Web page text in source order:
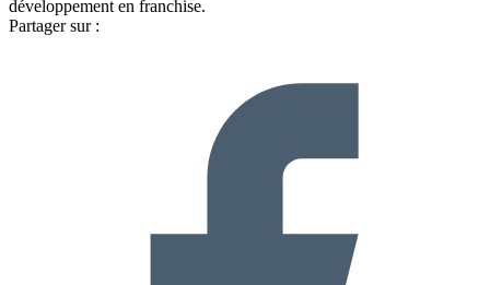
développement en franchise.
Partager sur :